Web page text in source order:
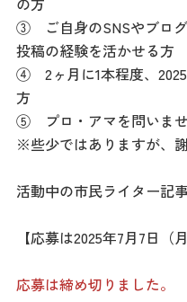
③ ご自身のSNSやブログ
投稿の経験を活かせる方
④ 2ヶ月に1本程度、
方
⑤ プロ・アマを問いま
※些少ではありますが、
活動中の市民ライター記
【応募は2025年7月7日（
応募は締め切りました。